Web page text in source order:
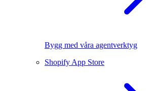
Bygg med våra agentverktyg
Shopify App Store